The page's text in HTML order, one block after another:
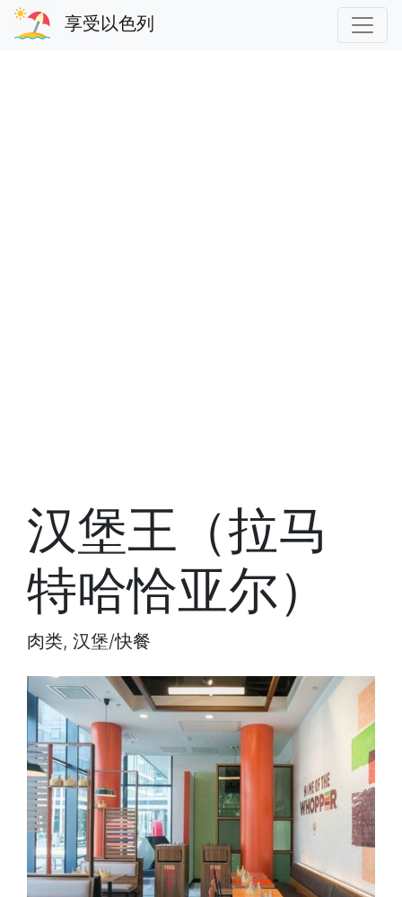
享受以色列
汉堡王（拉马
特哈恰亚尔）
肉类, 汉堡/快餐